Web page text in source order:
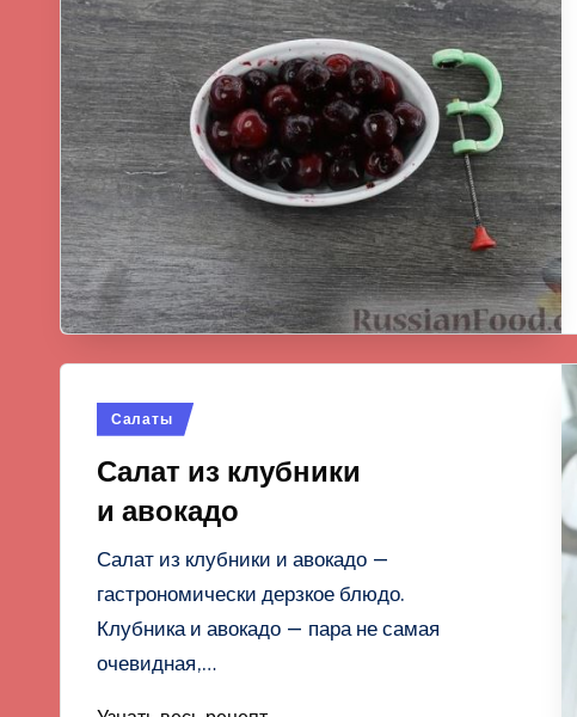
Опубликовано
Салаты
Салат из клубники
и авокадо
Салат из клубники и авокадо —
гастрономически дерзкое блюдо.
Клубника и авокадо — пара не самая
очевидная,…